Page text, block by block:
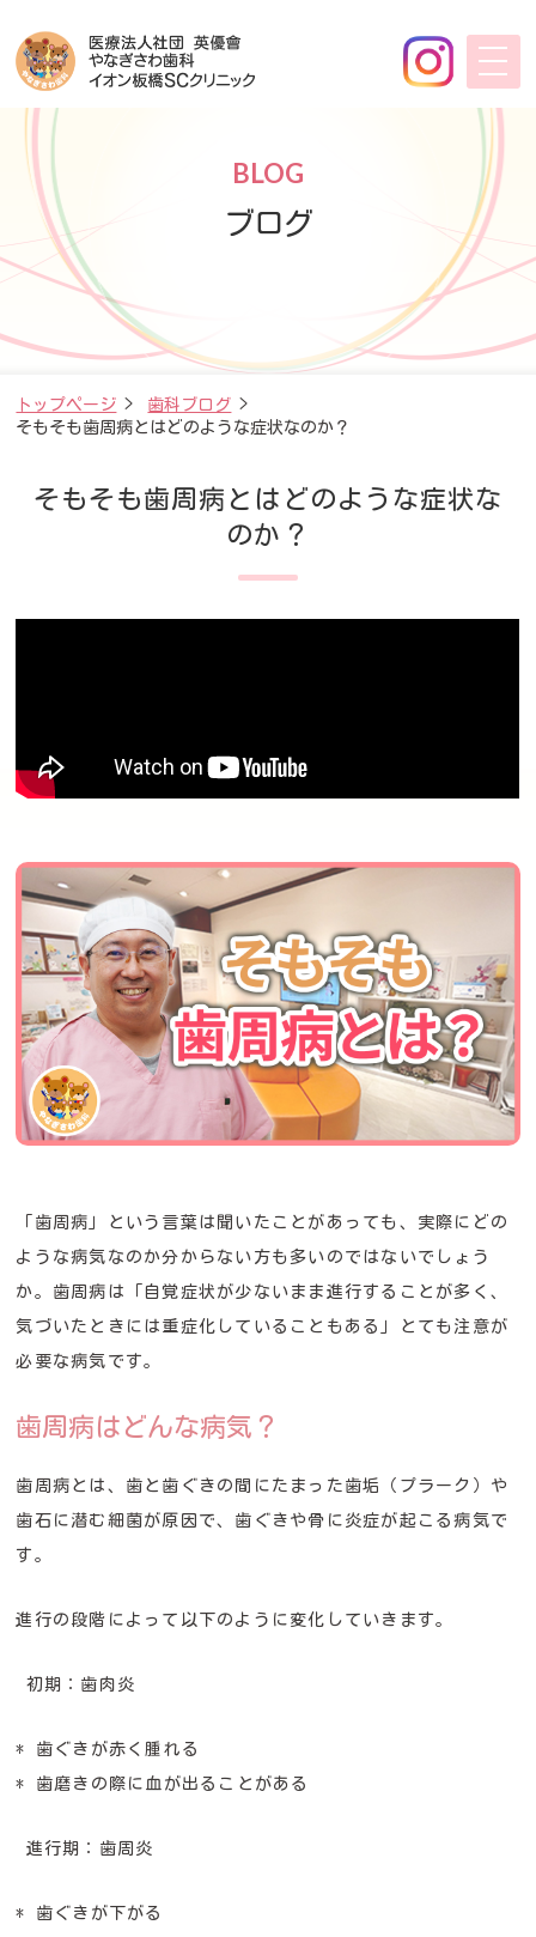
BLOG
ブログ
トップページ > 歯科ブログ >
そもそも歯周病とはどのような症状なのか？
そもそも歯周病とはどのような症状な
のか？
「歯周病」という言葉は聞いたことがあっても、実際にどの
ような病気なのか分からない方も多いのではないでしょう
か。歯周病は「自覚症状が少ないまま進行することが多く、
気づいたときには重症化していることもある」とても注意が
必要な病気です。
歯周病はどんな病気？
歯周病とは、歯と歯ぐきの間にたまった歯垢（プラーク）や
歯石に潜む細菌が原因で、歯ぐきや骨に炎症が起こる病気で
す。
進行の段階によって以下のように変化していきます。
初期：歯肉炎
* 歯ぐきが赤く腫れる
* 歯磨きの際に血が出ることがある
進行期：歯周炎
* 歯ぐきが下がる